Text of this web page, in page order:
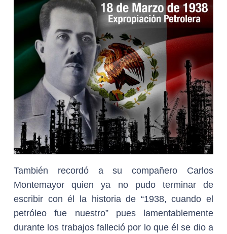
También recordó a su compañero Carlos
Montemayor quien ya no pudo terminar de
escribir con él la historia de “1938, cuando el
petróleo fue nuestro” pues lamentablemente
durante los trabajos falleció por lo que él se dio a